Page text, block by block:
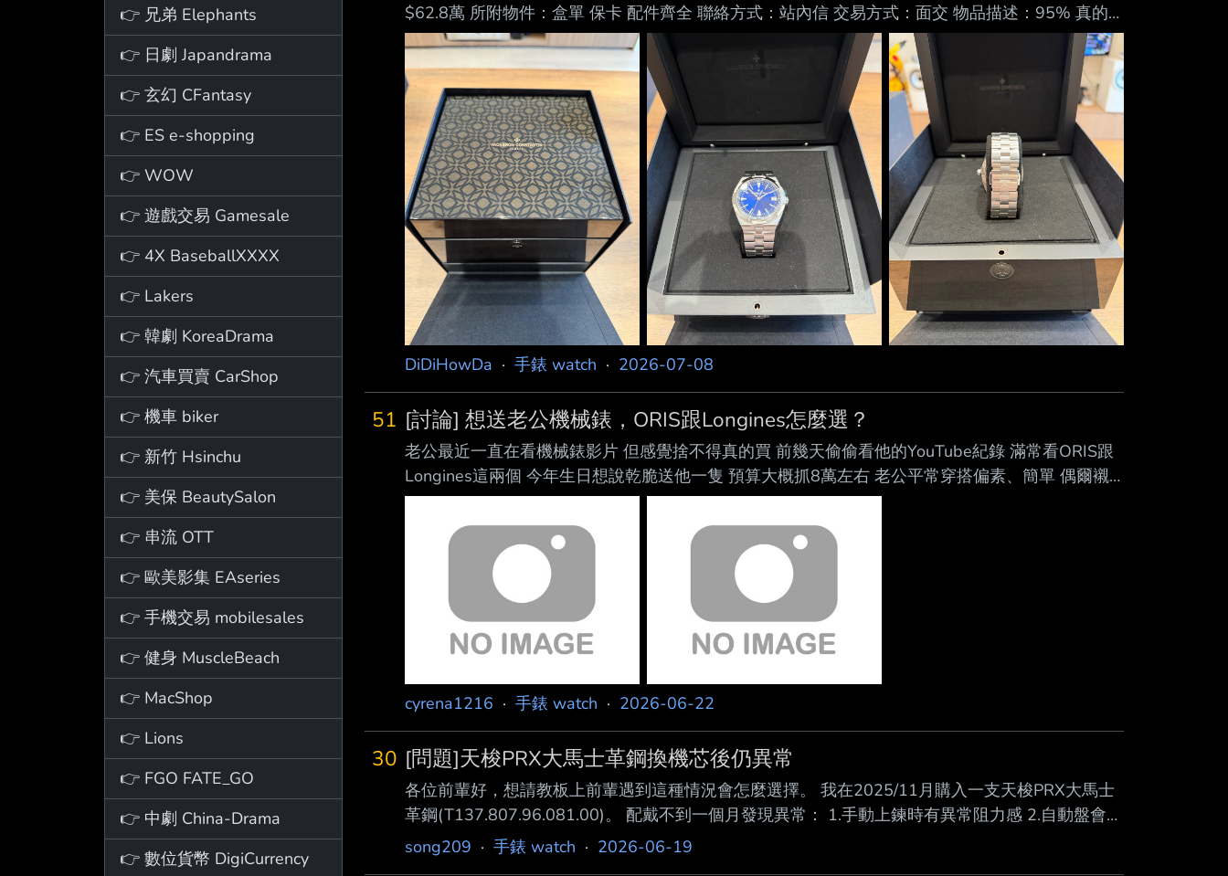
👉 兄弟 Elephants
👉 日劇 Japandrama
👉 玄幻 CFantasy
👉 ES e-shopping
👉 WOW
👉 遊戲交易 Gamesale
👉 4X BaseballXXXX
👉 Lakers
👉 韓劇 KoreaDrama
👉 汽車買賣 CarShop
👉 機車 biker
👉 新竹 Hsinchu
👉 美保 BeautySalon
👉 串流 OTT
👉 歐美影集 EAseries
👉 手機交易 mobilesales
👉 健身 MuscleBeach
👉 MacShop
👉 Lions
👉 FGO FATE_GO
👉 中劇 China-Drama
👉 數位貨幣 DigiCurrency
$62.8萬 所附物件：盒單 保卡 配件齊全 聯絡方式：站內信 交易方式：面交 物品描述：95% 真的
很喜歡這隻手錶，但生活的無奈還是要說再見，希望接手的人也可以好好愛惜它，真 的是非常棒的
手錶，再見了我的愛人，我會永遠思念你。 可以配合驗證真偽，不收訂金，現場交易付清。 我也不
喜歡詐騙，所以不收訂金，保護你我他。 https://i.mopix.cc/xHK5n6.jpg https
DiDiHowDa · 手錶 watch · 2026-07-08
51 [討論] 想送老公機械錶，ORIS跟Longines怎麼選？
老公最近一直在看機械錶影片 但感覺捨不得真的買 前幾天偷偷看他的YouTube紀錄 滿常看ORIS跟
Longines這兩個 今年生日想說乾脆送他一隻 預算大概抓8萬左右 老公平常穿搭偏素、簡單 偶爾襯
衫，大多是休閒穿搭 不喜歡太浮誇，喜歡低調 目前找了一下 感覺Big Crown和Spirit這兩隻好像滿
符合他的風格 https://i.meee.com.tw/5MePtXO.jpg https://i.meee.com.tw/UQE24Wd.jpg 但我自己
完全不懂錶 只看得出來它們都滿好看的 不知道實
cyrena1216 · 手錶 watch · 2026-06-22
30 [問題]天梭PRX大馬士革鋼換機芯後仍異常
各位前輩好，想請教板上前輩遇到這種情況會怎麼選擇。 我在2025/11月購入一支天梭PRX大馬士
革鋼(T137.807.96.081.00)。 配戴不到一個月發現異常： 1.手動上鍊時有異常阻力感 2.自動盤會被
帶動旋轉 3.伴隨不正常齒輪聲 直接跑一趟原廠維修中心(北市市民大道那邊)後 第一次判定為齒輪油
song209 · 手錶 watch · 2026-06-19